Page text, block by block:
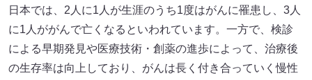
日本では、2人に1人が生涯のうち1度はがんに罹患し、3人
に1人ががんで亡くなるといわれています。一方で、検診
による早期発見や医療技術・創薬の進歩によって、治療後
の生存率は向上しており、がんは長く付き合っていく慢性